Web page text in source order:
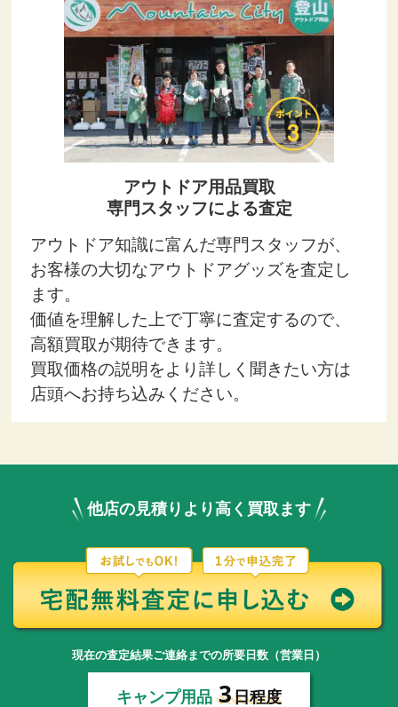
アウトドア用品買取
専門スタッフによる査定
アウトドア知識に富んだ専門スタッフが、
お客様の大切なアウトドアグッズを査定し
ます。
価値を理解した上で丁寧に査定するので、
高額買取が期待できます。
買取価格の説明をより詳しく聞きたい方は
店頭へお持ち込みください。
他店の見積りより高く買取ます
現在の査定結果ご連絡までの所要日数（営業日）
キャンプ用品 3日程度